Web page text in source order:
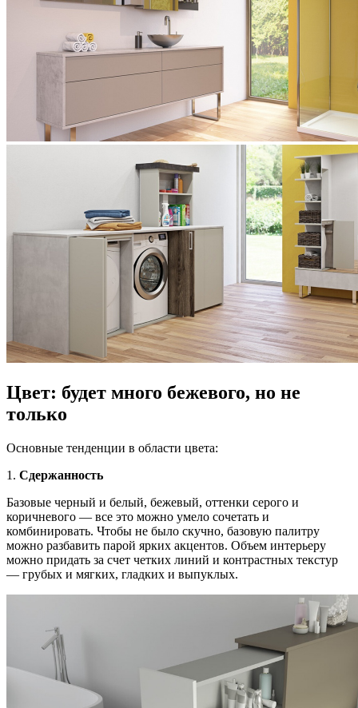
Цвет: будет много бежевого, но не
только
Основные тенденции в области цвета:
1. Сдержанность
Базовые черный и белый, бежевый, оттенки серого и
коричневого — все это можно умело сочетать и
комбинировать. Чтобы не было скучно, базовую палитру
можно разбавить парой ярких акцентов. Объем интерьеру
можно придать за счет четких линий и контрастных текстур
— грубых и мягких, гладких и выпуклых.